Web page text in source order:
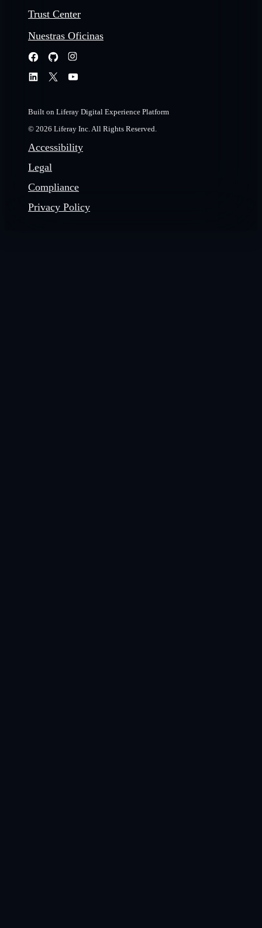
Trust Center
Nuestras Oficinas
Built on Liferay Digital Experience Platform
© 2026 Liferay Inc. All Rights Reserved.
Accessibility
Legal
Compliance
Privacy Policy